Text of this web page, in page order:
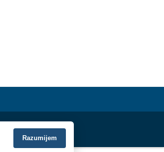
Razumijem